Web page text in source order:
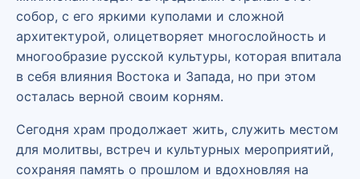
собор, с его яркими куполами и сложной
архитектурой, олицетворяет многослойность и
многообразие русской культуры, которая впитала
в себя влияния Востока и Запада, но при этом
осталась верной своим корням.
Сегодня храм продолжает жить, служить местом
для молитвы, встреч и культурных мероприятий,
сохраняя память о прошлом и вдохновляя на